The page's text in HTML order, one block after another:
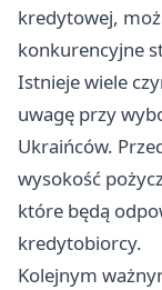
kredytowej,
konkurencyjne
Istnieje wiele
uwagę przy
Ukraińców.
wysokość
które będą
kredytobiorcy.
Kolejnym